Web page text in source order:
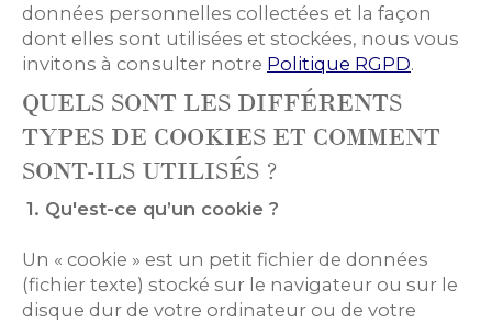
données personnelles collectées et la façon
dont elles sont utilisées et stockées, nous vous
invitons à consulter notre Politique RGPD.
QUELS SONT LES DIFFÉRENTS
TYPES DE COOKIES ET COMMENT
SONT-ILS UTILISÉS ?
1. Qu'est-ce qu’un cookie ?
Un « cookie » est un petit fichier de données
(fichier texte) stocké sur le navigateur ou sur le
disque dur de votre ordinateur ou de votre